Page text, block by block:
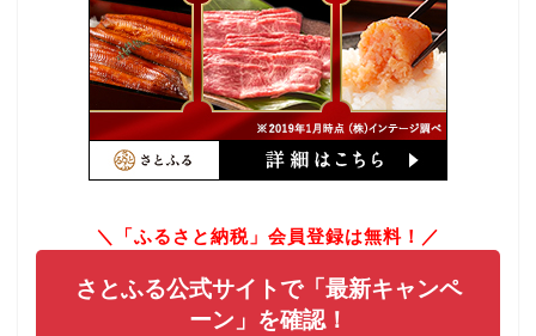
＼「ふるさと納税」会員登録は無料！／
さとふる公式サイトで「最新キャンペ
ーン」を確認！